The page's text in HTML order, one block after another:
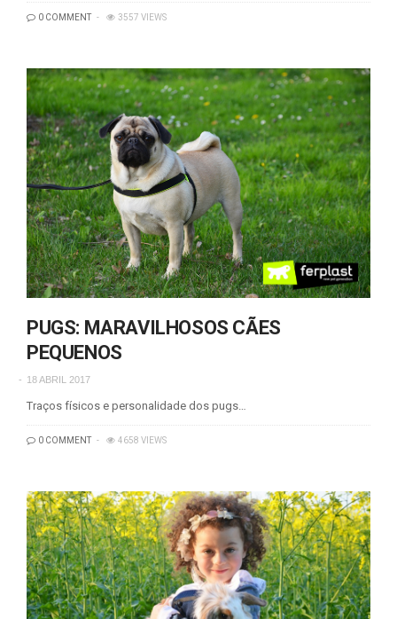
0 COMMENT 3557 VIEWS
PUGS: MARAVILHOSOS CÃES
PEQUENOS
18 ABRIL 2017
Traços físicos e personalidade dos pugs…
0 COMMENT 4658 VIEWS